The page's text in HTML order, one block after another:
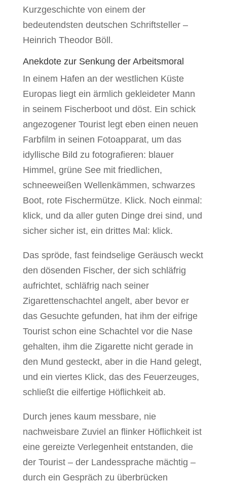
Kurzgeschichte von einem der
bedeutendsten deutschen Schriftsteller –
Heinrich Theodor Böll.
Anekdote zur Senkung der Arbeitsmoral
In einem Hafen an der westlichen Küste
Europas liegt ein ärmlich gekleideter Mann
in seinem Fischerboot und döst. Ein schick
angezogener Tourist legt eben einen neuen
Farbfilm in seinen Fotoapparat, um das
idyllische Bild zu fotografieren: blauer
Himmel, grüne See mit friedlichen,
schneeweißen Wellenkämmen, schwarzes
Boot, rote Fischermütze. Klick. Noch einmal:
klick, und da aller guten Dinge drei sind, und
sicher sicher ist, ein drittes Mal: klick.
Das spröde, fast feindselige Geräusch weckt
den dösenden Fischer, der sich schläfrig
aufrichtet, schläfrig nach seiner
Zigarettenschachtel angelt, aber bevor er
das Gesuchte gefunden, hat ihm der eifrige
Tourist schon eine Schachtel vor die Nase
gehalten, ihm die Zigarette nicht gerade in
den Mund gesteckt, aber in die Hand gelegt,
und ein viertes Klick, das des Feuerzeuges,
schließt die eilfertige Höflichkeit ab.
Durch jenes kaum messbare, nie
nachweisbare Zuviel an flinker Höflichkeit ist
eine gereizte Verlegenheit entstanden, die
der Tourist – der Landessprache mächtig –
durch ein Gespräch zu überbrücken